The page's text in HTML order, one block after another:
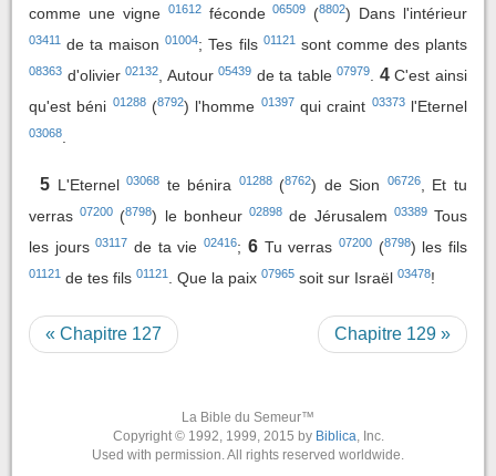
comme une vigne 01612féconde06509 (8802) Dans l'intérieur
03411 de ta maison01004; Tes fils 01121sont comme des plants
08363 d'olivier02132 , Autour05439 de ta table07979 4 C'est ainsi
qu'est béni 01288(8792) l'homme 01397 qui craint 03373l'Eternel
03068
5 L'Eternel03068 te bénira 01288(8762) de Sion 06726, Et tu
verras07200 (8798) le bonheur02898 de Jérusalem 03389Tous
les jours03117 de ta vie02416; 6 Tu verras 07200(8798) les fils
01121 de tes fils 01121 . Que la paix 07965 soit sur Israël 03478!
« Chapitre 127 Chapitre 129 »
La Bible du Semeur™
Copyright © 1992, 1999, 2015 by Biblica, Inc.
Used with permission. All rights reserved worldwide.